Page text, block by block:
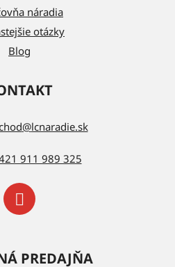
náradia
otázky
Blog
@lcnaradie.sk
911 989 325
PREDAJŇA